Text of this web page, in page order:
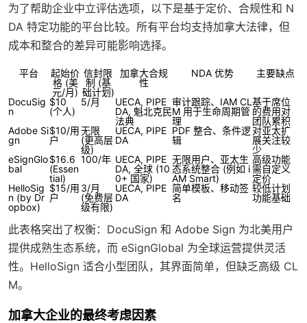
为了帮助企业中立评估选项，以下是基于定价、合规性和 N
DA 特定功能的平台比较。所有平台均支持加拿大法律，但
成本和整合的差异可能影响选择。
平台
起始价
格 (美
元/月)
信封限
制 (基
础计划)
加拿大合规
性
NDA 优势 主要缺点
DocuSig
n
$10
(个人)
5/月
UECA, PIPE
DA, 魁北克民
法典
审计跟踪、IAM CL
M 用于生命周期管
理
基于席位
的费用对
团队累积
Adobe Si
gn
$10/用
户
无限
(更高层
级)
UECA, PIPE
DA
PDF 整合、条件逻
辑
对亚太扩
展关注较
少
eSignGlo
bal
$16.6
(Essen
tial)
100/年 UECA, PIPE
DA, 全球 (10
0+ 国家)
无限用户、亚太生
态系统整合 (例如 i
AM Smart)
高级功能
需自定义
定价
HelloSig
n (by Dr
opbox)
$15/用
户
3/月
(免费层
级有限)
UECA, PIPE
DA
简单模板、移动签
名
较低计划
功能基础
此表格突出了权衡：DocuSign 和 Adobe Sign 为北美用户
提供成熟生态系统，而 eSignGlobal 为全球运营提供灵活
性。HelloSign 适合小型团队，其界面简单，但缺乏高级 CL
M。
加拿大企业的最终考虑因素